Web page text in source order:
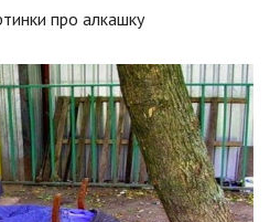
про алкашку